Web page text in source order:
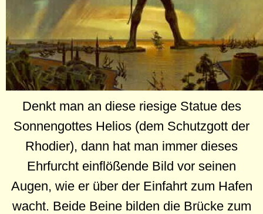
Denkt man an diese riesige Statue des
Sonnengottes Helios (dem Schutzgott der
Rhodier), dann hat man immer dieses
Ehrfurcht einflößende Bild vor seinen
Augen, wie er über der Einfahrt zum Hafen
wacht. Beide Beine bilden die Brücke zum